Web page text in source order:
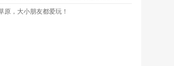
原，大小朋友都爱玩！